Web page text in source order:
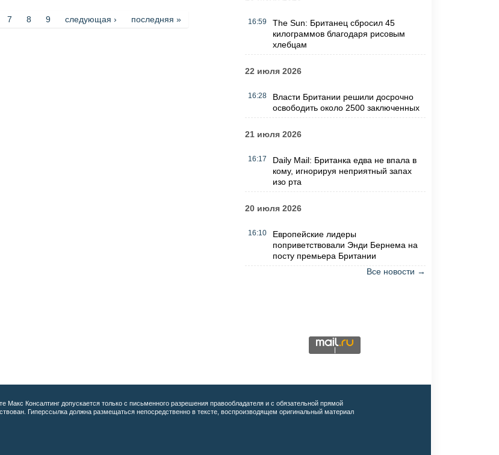
7 8 9 следующая › последняя » 16:59
The Sun: Британец сбросил 45
килограммов благодаря рисовым
хлебцам
22 июля 2026
16:28
Власти Британии решили досрочно
освободить около 2500 заключенных
21 июля 2026
16:17
Daily Mail: Британка едва не впала в
кому, игнорируя неприятный запах
изо рта
20 июля 2026
16:10
Европейские лидеры
поприветствовали Энди Бернема на
посту премьера Британии
Все новости →
Макс Консалтинг допускается только с письменного разрешения правообладателя и с обязательной прямой
Гиперссылка должна размещаться непосредственно в тексте, воспроизводящем оригинальный материал